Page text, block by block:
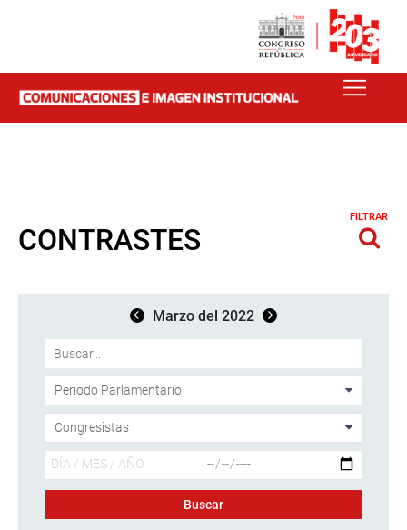
CONTRASTES
FILTRAR
Marzo del 2022